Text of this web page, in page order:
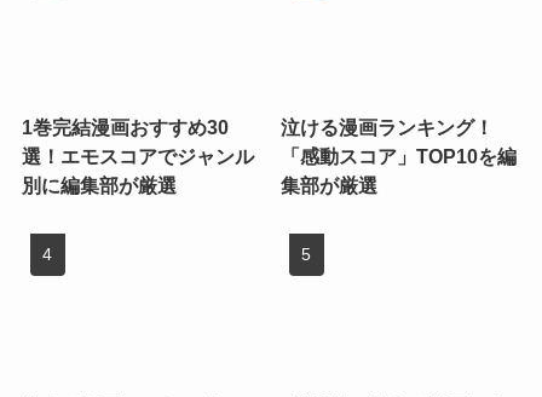
1巻完結漫画おすすめ30
選！エモスコアでジャンル
別に編集部が厳選
泣ける漫画ランキング！
「感動スコア」TOP10を編
集部が厳選